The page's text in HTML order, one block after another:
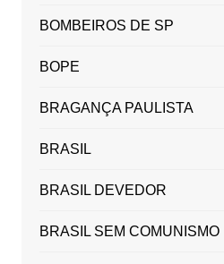
BOMBEIROS DE SP
BOPE
BRAGANÇA PAULISTA
BRASIL
BRASIL DEVEDOR
BRASIL SEM COMUNISMO